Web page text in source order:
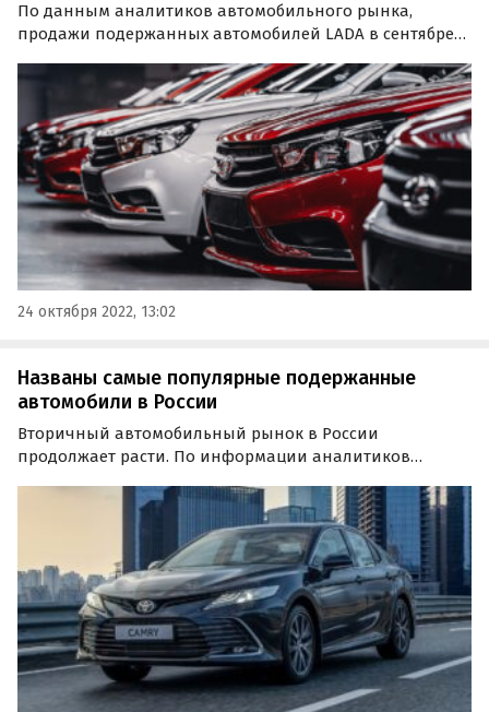
По данным аналитиков автомобильного рынка,
продажи подержанных автомобилей LADA в сентябре-
года. При этом их динамика все равно далека от
позитивной, так как ранее отечественные «бэушки» все
равно…
24 октября 2022, 13:02
Названы самые популярные подержанные
автомобили в России
Вторичный автомобильный рынок в России
продолжает расти. По информации аналитиков
пробегом по итогам второго квартала 2023 года
выросли на треть, если сравнивать с аналогичным
периодом прошлого года.